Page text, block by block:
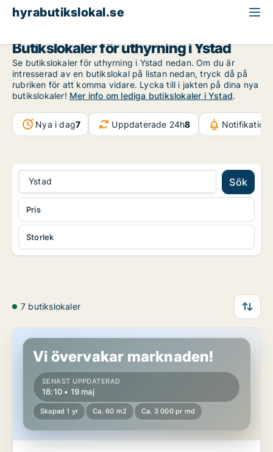
hyrabutikslokal.se
Butikslokaler för uthyrning i Ystad
Se butikslokaler för uthyrning i Ystad nedan. Om du är
intresserad av en butikslokal på listan nedan, tryck då på
rubriken för att komma vidare. Lycka till i jakten på dina nya
butikslokaler! Mer info om lediga butikslokaler i Ystad.
Nya i dag7 Uppdaterade 24h8
Ystad Sök
Storlek
Pris
7 butikslokaler
Butikslokal i Ystad, Löderup
Vi övervakar marknaden!
SENAST UPPDATERAD
18:10 • 19 maj
Skapad 1 yr Ca. 60 m2 Ca. 3 000 pr md